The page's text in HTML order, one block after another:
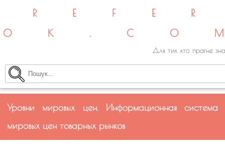
Для тих хто прагне
Уровни мировых цен. Информационная система
мировых цен товарных рынков